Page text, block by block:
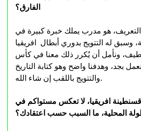
الفارق؟
هو مدرب يملك خبرة كبيرة في
وسبق له التتويج بدوري أبطال افريقيا
ونأمل أن يُكرر ذلك معنا في كأس
بجد، وهدفنا واضح وهو كتابة التاريخ
والتتويج باللقب إن شاء الله.
افريقيا، لا تعكس مستواكم في
المحلية، ما السبب حسب اعتقادك؟